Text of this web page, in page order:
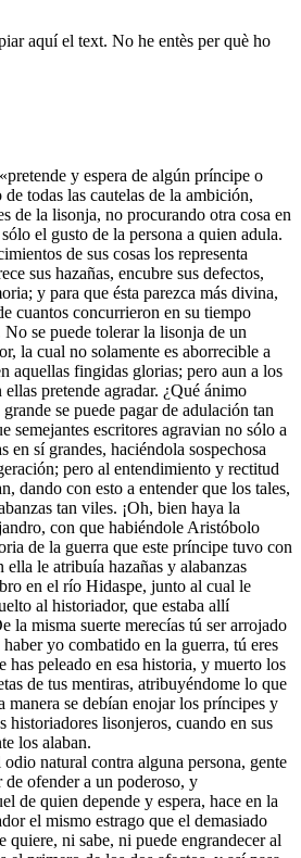
aquí el text. No he entès per què ho
y espera de algún príncipe o
todas las cautelas de la ambición,
de la lisonja, no procurando otra cosa en
el gusto de la persona a quien adula.
de sus cosas los representa
sus hazañas, encubre sus defectos,
y para que ésta parezca más divina,
cuantos concurrieron en su tiempo
se puede tolerar la lisonja de un
la cual no solamente es aborrecible a
aquellas fingidas glorias; pero aun a los
pretende agradar. ¿Qué ánimo
se puede pagar de adulación tan
semejantes escritores agravian no sólo a
en sí grandes, haciéndola sospechosa
pero al entendimiento y rectitud
dando con esto a entender que los tales,
tan viles. ¡Oh, bien haya la
con que habiéndole Aristóbolo
de la guerra que este príncipe tuvo con
ella le atribuía hazañas y alabanzas
en el río Hidaspe, junto al cual le
al historiador, que estaba allí
la misma suerte merecías tú ser arrojado
yo combatido en la guerra, tú eres
has peleado en esa historia, y muerto los
de tus mentiras, atribuyéndome lo que
manera se debían enojar los príncipes y
historiadores lisonjeros, cuando en sus
los alaban.
natural contra alguna persona, gente
ofender a un poderoso, y
de quien depende y espera, hace en la
el mismo estrago que el demasiado
quiere, ni sabe, ni puede engrandecer al